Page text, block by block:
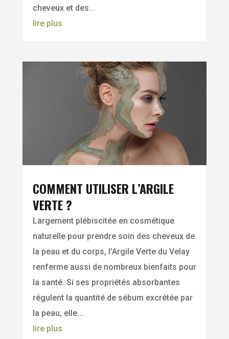
cheveux et des...
lire plus
COMMENT UTILISER L’ARGILE
VERTE ?
Largement plébiscitée en cosmétique
naturelle pour prendre soin des cheveux de
la peau et du corps, l’Argile Verte du Velay
renferme aussi de nombreux bienfaits pour
la santé. Si ses propriétés absorbantes
régulent la quantité de sébum excrétée par
la peau, elle...
lire plus